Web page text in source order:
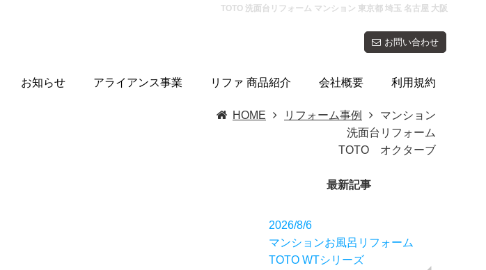
TOTO 洗面台リフォーム マンション 東京都 埼玉 名古屋 大阪
お問い合わせ
お知らせ アライアンス事業 リファ 商品紹介 会社概要 利用規約
HOME リフォーム事例
マンション
洗面台リフォーム
TOTO オクターブ
最新記事
2026/8/6
マンションお風呂リフォーム
TOTO WTシリーズ